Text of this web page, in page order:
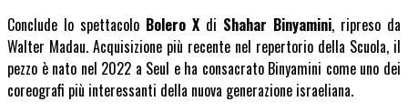
Conclude lo spettacolo Bolero X di Shahar Binyamini, ripreso da
Walter Madau. Acquisizione più recente nel repertorio della Scuola, il
pezzo è nato nel 2022 a Seul e ha consacrato Binyamini come uno dei
coreografi più interessanti della nuova generazione israeliana.